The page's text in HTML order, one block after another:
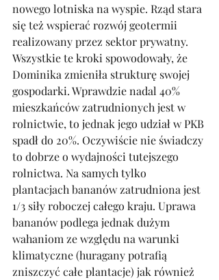
nowego lotniska na wyspie. Rząd stara
się też wspierać rozwój geotermii
realizowany przez sektor prywatny.
Wszystkie te kroki spowodowały, że
Dominika zmieniła strukturę swojej
gospodarki. Wprawdzie nadal 40%
mieszkańców zatrudnionych jest w
rolnictwie, to jednak jego udział w PKB
spadł do 20%. Oczywiście nie świadczy
to dobrze o wydajności tutejszego
rolnictwa. Na samych tylko
plantacjach bananów zatrudniona jest
1/3 siły roboczej całego kraju. Uprawa
bananów podlega jednak dużym
wahaniom ze względu na warunki
klimatyczne (huragany potrafią
zniszczyć całe plantacje) jak również